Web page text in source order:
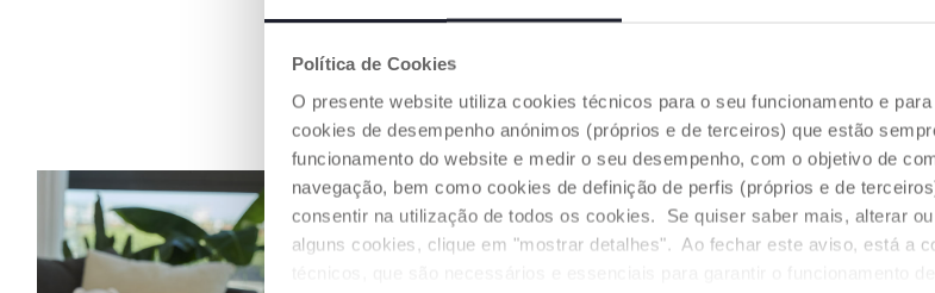
Política de Cookies
O presente website utiliza cookies técnicos para o seu funcionamento e
cookies de desempenho anónimos (próprios e de terceiros) que estão
funcionamento do website e medir o seu desempenho, com o objetivo de
navegação, bem como cookies de definição de perfis (próprios e de
consentir na utilização de todos os cookies. Se quiser saber mais, alterar
alguns cookies, clique em "mostrar detalhes". Ao fechar este aviso, está a
OS NOSSOS